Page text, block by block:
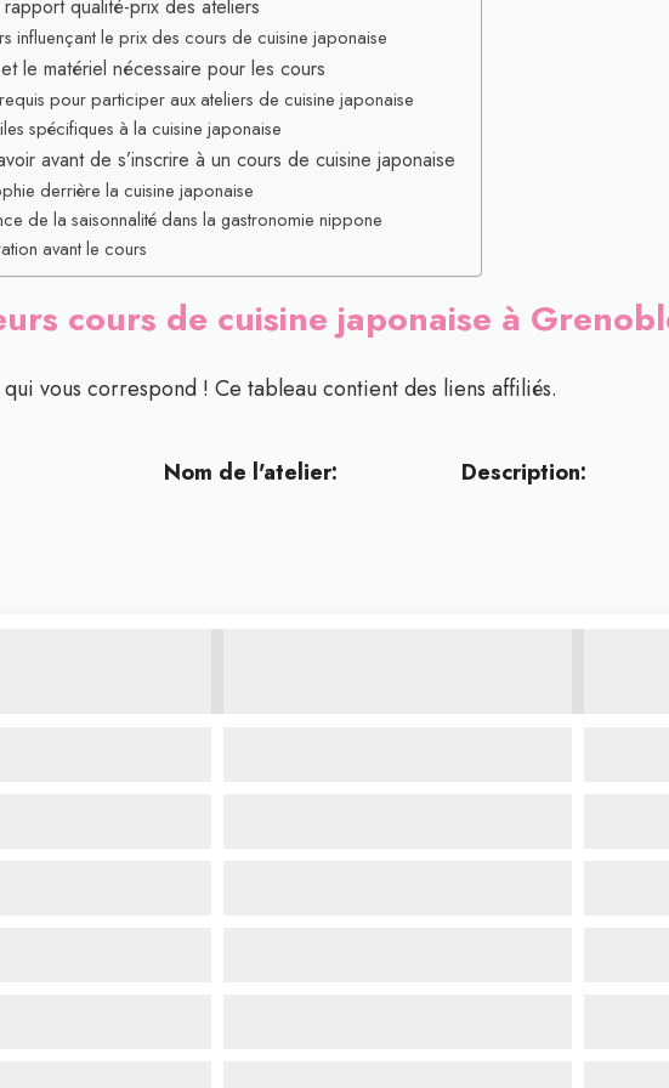
qualité-prix des ateliers
influençant le prix des cours de cuisine japonaise
le matériel nécessaire pour les cours
pour participer aux ateliers de cuisine japonaise
spécifiques à la cuisine japonaise
avant de s’inscrire à un cours de cuisine japonaise
derrière la cuisine japonaise
de la saisonnalité dans la gastronomie nippone
avant le cours
cours de cuisine japonaise à
vous correspond ! Ce tableau contient des liens affiliés.
Nom de l'atelier: Description: